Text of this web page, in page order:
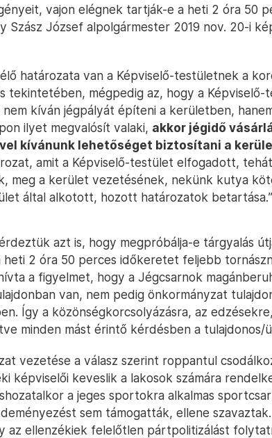
vajon elégnek tartják-e a heti 2 óra 50
Szász József alpolgármester 2019 nov. 20-i
határozata van a Képviselő-testületnek a
tekintetében, mégpedig az, hogy a Képviselő-
kíván jégpályát építeni a kerületben,
ilyet megvalósít valaki, akkor jégidő
kívánunk lehetőséget biztosítani a
amit a Képviselő-testület elfogadott,
meg a kerület vezetésének, nekünk kutya
által alkotott, hozott határozatok betartása.”
azt is, hogy megpróbálja-e tárgyalás
2 óra 50 perces időkeretet feljebb
a figyelmet, hogy a Jégcsarnok
van, nem pedig önkormányzat
Így a közönségkorcsolyázásra, az
minden mást érintő kérdésben a tulajdonos/
vezetése a válasz szerint roppantul
képviselői keveslik a lakosok számára
a jeges sportokra alkalmas
sem támogatták, ellene
az ellenzékiek felelőtlen pártpolitizálást